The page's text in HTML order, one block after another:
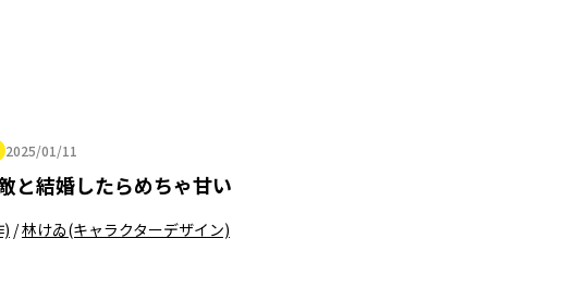
2025/01/11
と結婚したらめちゃ甘い
) /林けゐ(キャラクターデザイン)